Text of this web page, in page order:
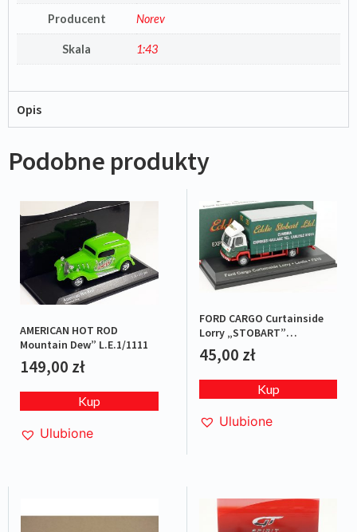
Producent Norev
Skala 1:43
Opis
Podobne produkty
AMERICAN HOT ROD
Mountain Dew” L.E.1/1111
149,00 zł
Kup
Ulubione
FORD CARGO Curtainside
Lorry „STOBART”
Green/Red
45,00 zł
Kup
Ulubione